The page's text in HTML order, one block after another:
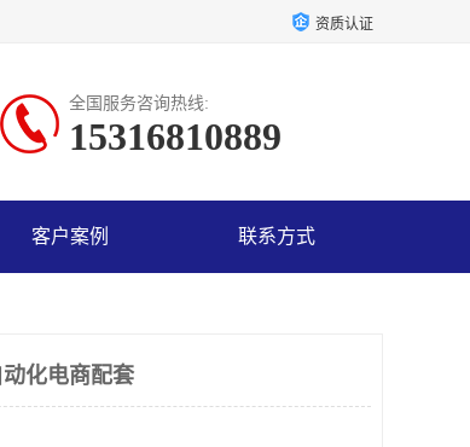
资质认证
全国服务咨询热线:
15316810889
客户案例 联系方式
化电商配套